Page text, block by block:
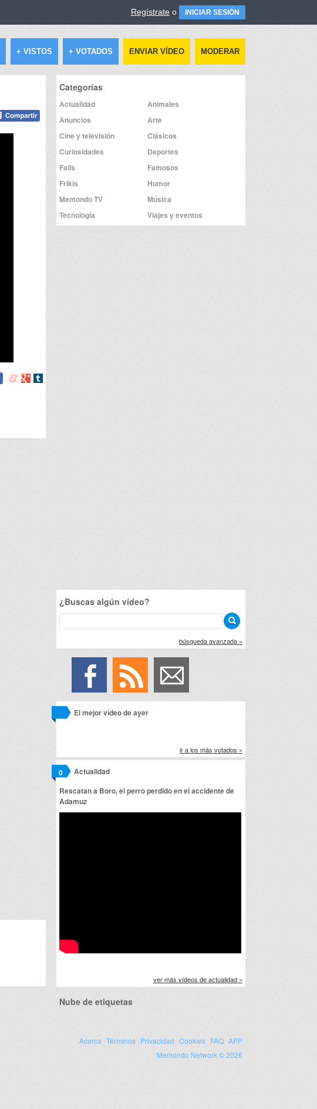
Regístrate o INICIAR SESIÓN
+ VISTOS + VOTADOS ENVIAR VÍDEO MODERAR
Compartir
Compartir
Compartir
Categorías
Actualidad
Animales
Anuncios
Arte
Cine y televisión
Clásicos
Curiosidades
Deportes
Fails
Famosos
Frikis
Humor
Memondo TV
Música
Tecnología
Viajes y eventos
¿Buscas algún vídeo?
búsqueda avanzada »
El mejor vídeo de ayer
ir a los más votados »
Actualidad
0
Rescatan a Boro, el perro perdido en el accidente de
Adamuz
ver más vídeos de actualidad »
Nube de etiquetas
Acerca Términos Privacidad Cookies FAQ APP
Memondo Network © 2026